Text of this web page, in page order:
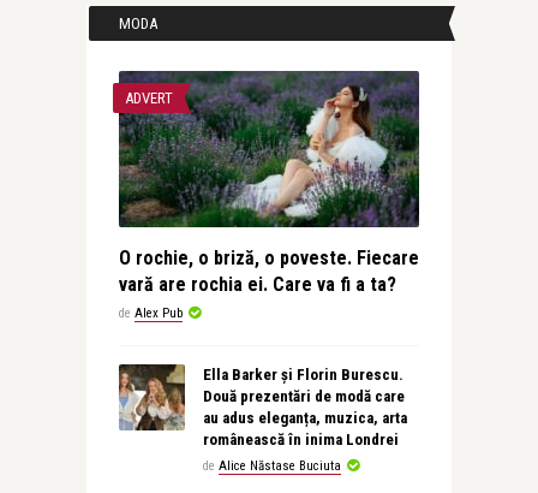
MODA
ADVERT
O rochie, o briză, o poveste. Fiecare
vară are rochia ei. Care va fi a ta?
de Alex Pub
Ella Barker și Florin Burescu.
Două prezentări de modă care
au adus eleganța, muzica, arta
românească în inima Londrei
de Alice Năstase Buciuta